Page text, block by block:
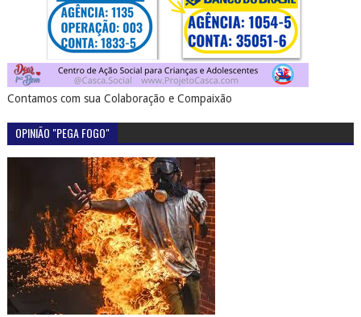
Contamos com sua Colaboração e Compaixão
OPINIÃO "PEGA FOGO"